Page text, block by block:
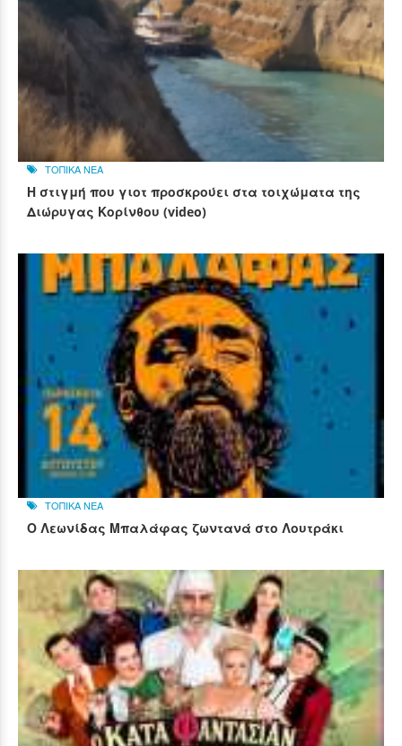
ΤΟΠΙΚΑ ΝΕΑ
Η στιγμή που γιοτ προσκρούει στα τοιχώματα της
Διώρυγας Κορίνθου (video)
ΤΟΠΙΚΑ ΝΕΑ
Ο Λεωνίδας Μπαλάφας ζωντανά στο Λουτράκι